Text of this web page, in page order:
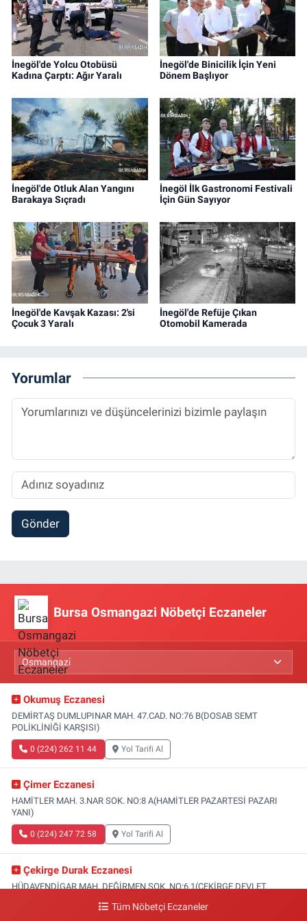
İnegöl'de Yolcu Otobüsü
Kadına Çarptı: Ağır Yaralı
İnegöl'de Binicilik İçin Yeni
Dönem Başlıyor
İnegöl'de Otluk Alan Yangını
Barakaya Sıçradı
İnegöl İlk Gastronomi Festivali
İçin Gün Sayıyor
İnegöl'de Kavşak Kazası: 2'si
Çocuk 3 Yaralı
İnegöl'de Refüje Çıkan
Otomobil Kamerada
Yorumlar
Gönder
Bursa Osmangazi Nöbetçi Eczaneler
Okumuş Eczanesi
DEMİRTAŞ DUMLUPINAR MAH. 47.CAD. NO:76 B(DOSAB SEMT
POLİKLİNİĞİ KARŞISI)
0 (224) 262 11 44 Yol Tarifi Al
Çimer Eczanesi
HAMİTLER MAH. 3.NAR SOK. NO:8 A(HAMİTLER PAZARTESİ PAZARI
YANI)
0 (224) 247 72 58 Yol Tarifi Al
Çekirge Durak Eczanesi
HÜDAVENDİGAR MAH. DEĞİRMEN SOK. NO:6 1(ÇEKİRGE DEVLET
Tüm Nöbetçi Eczaneler